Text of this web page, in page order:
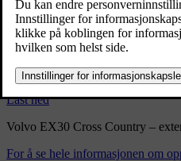
2/10/2025
Bokmerke
Del
Last ned
Volvo EX30 Cross Country –
For å se hele informasjonen om